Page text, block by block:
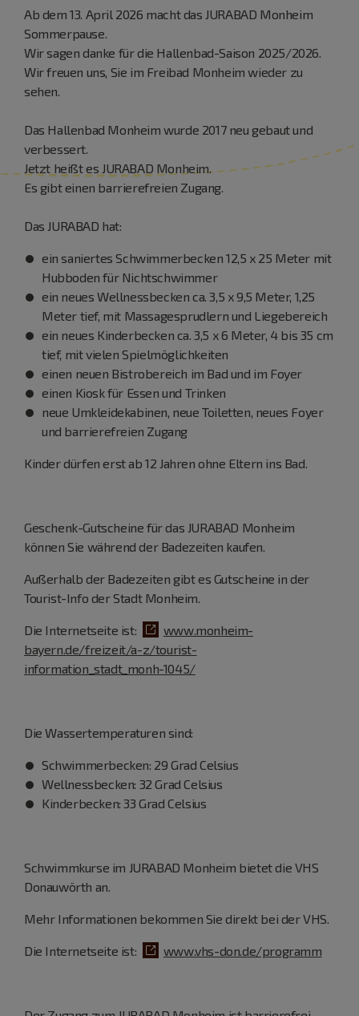
Ab dem 13. April 2026 macht das JURABAD Monheim
Sommerpause.
Wir sagen danke für die Hallenbad-Saison 2025/2026.
Wir freuen uns, Sie im Freibad Monheim wieder zu
sehen.
Das Hallenbad Monheim wurde 2017 neu gebaut und
verbessert.
Jetzt heißt es JURABAD Monheim.
Es gibt einen barrierefreien Zugang.
Das JURABAD hat:
ein saniertes Schwimmerbecken 12,5 x 25 Meter mit
Hubboden für Nichtschwimmer
ein neues Wellnessbecken ca. 3,5 x 9,5 Meter, 1,25
Meter tief, mit Massagesprudlern und Liegebereich
ein neues Kinderbecken ca. 3,5 x 6 Meter, 4 bis 35 cm
tief, mit vielen Spielmöglichkeiten
einen neuen Bistrobereich im Bad und im Foyer
einen Kiosk für Essen und Trinken
neue Umkleidekabinen, neue Toiletten, neues Foyer
und barrierefreien Zugang
Kinder dürfen erst ab 12 Jahren ohne Eltern ins Bad.
Geschenk-Gutscheine für das JURABAD Monheim
können Sie während der Badezeiten kaufen.
Außerhalb der Badezeiten gibt es Gutscheine in der
Tourist-Info der Stadt Monheim.
Die Internetseite ist:
www.monheim-
bayern.de/freizeit/a-z/tourist-
information_stadt_monh-1045/
Die Wassertemperaturen sind:
Schwimmerbecken: 29 Grad Celsius
Wellnessbecken: 32 Grad Celsius
Kinderbecken: 33 Grad Celsius
Schwimmkurse im JURABAD Monheim bietet die VHS
Donauwörth an.
Mehr Informationen bekommen Sie direkt bei der VHS.
Die Internetseite ist: www.vhs-don.de/programm